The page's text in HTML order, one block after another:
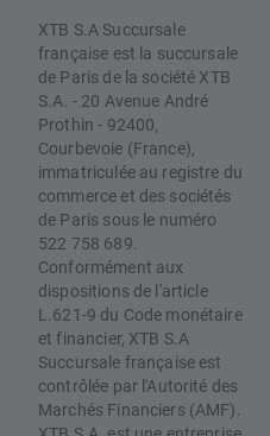
XTB S.A Succursale
française est la succursale
de Paris de la société XTB
S.A. - 20 Avenue André
Prothin - 92400,
Courbevoie (France),
immatriculée au registre du
commerce et des sociétés
de Paris sous le numéro
522 758 689.
Conformément aux
dispositions de l'article
L.621-9 du Code monétaire
et financier, XTB S.A
Succursale française est
contrôlée par l'Autorité des
Marchés Financiers (AMF).